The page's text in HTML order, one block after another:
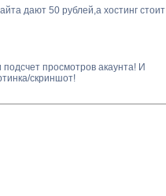
дают 50 рублей,а хостинг стоит
просмотров акаунта! И
скриншот!